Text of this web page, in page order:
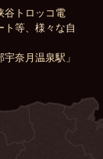
谷トロッコ電
ト等、様々な自
奈月温泉駅」